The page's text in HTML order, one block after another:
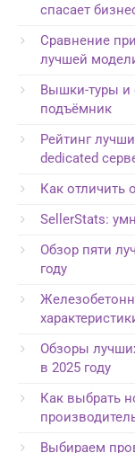
спасает
Сравнение
лучшей
Вышки-туры и
подъёмник
Рейтинг
dedicated
Как отличить
SellerStats:
Обзор пяти
году
Обзоры
в 2025 году
Как выбрать
Выбираем